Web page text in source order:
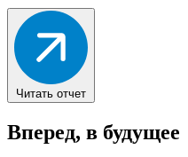
Читать отчет
Вперед, в будущее